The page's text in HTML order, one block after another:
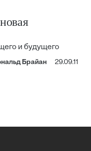
и будущего
Брайан 29.09.11